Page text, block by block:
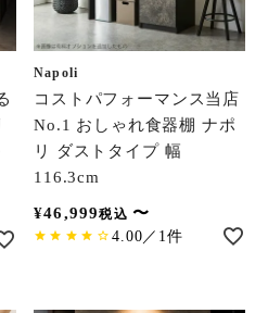
Napoli
コストパフォーマンス当店
No.1 おしゃれ食器棚 ナポ
リ ダストタイプ 幅
116.3cm
¥46,999税込 〜
4.00／1件